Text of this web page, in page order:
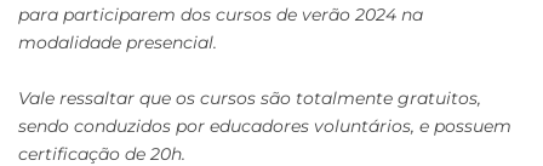
para participarem dos cursos de verão 2024 na
modalidade presencial.
Vale ressaltar que os cursos são totalmente gratuitos,
sendo conduzidos por educadores voluntários, e possuem
certificação de 20h.